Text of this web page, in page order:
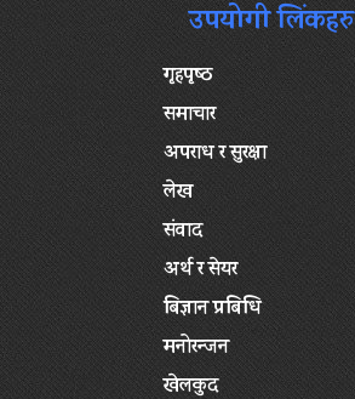
उपयोगी लिंकहरु
गृहपृष्‍ठ
समाचार
अपराध र सुरक्षा
लेख
संवाद
अर्थ र सेयर
बिज्ञान प्रबिधि
मनोरन्जन
खेलकुद